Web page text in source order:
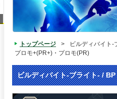
トップページ >
ビルディバイト-
プロモ+(PR+)・プロモ(PR)
ビルディバイト-ブライト- /